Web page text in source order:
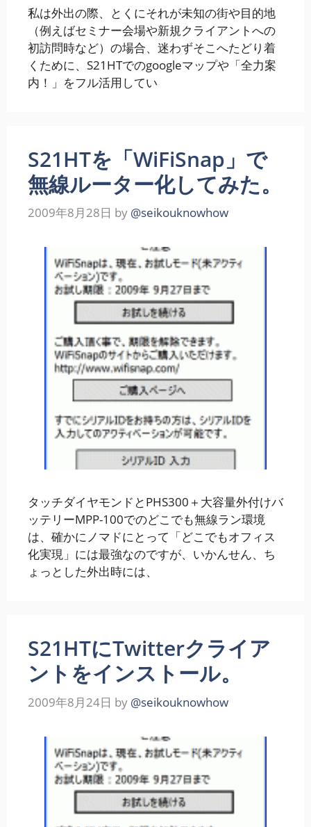
私は外出の際、とくにそれが未知の街や目的地
（例えばセミナー会場や新規クライアントへの
初訪問時など）の場合、迷わずそこへたどり着
くために、S21HTでのgoogleマップや「全力案
内！」をフル活用してい
S21HTを「WiFiSnap」で
無線ルーター化してみた。
2009年8月28日 by @seikouknowhow
タッチダイヤモンドとPHS300＋大容量外付けバ
ッテリーMPP-100でのどこでも無線ラン環境
は、確かにノマドにとって「どこでもオフィス
化実現」には最強なのですが、いかんせん、ち
ょっとした外出時には、
S21HTにTwitterクライア
ントをインストール。
2009年8月24日 by @seikouknowhow